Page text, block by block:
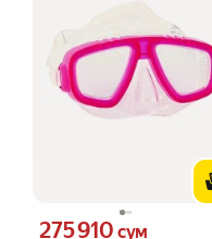
Цена 275910 сум вместо
275 910 сум